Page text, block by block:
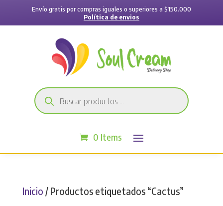
Envío gratis por compras iguales o superiores a $150.000
Política de envios
Búsqueda
de
productos
0 Items
Inicio / Productos etiquetados “Cactus”